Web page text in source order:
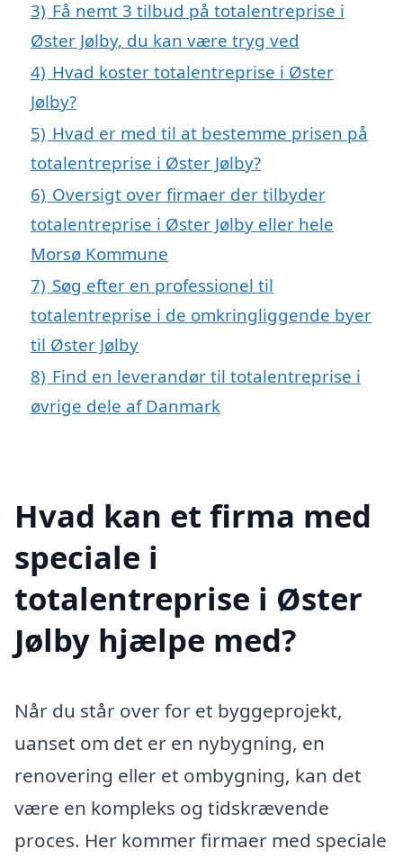
3) Få nemt 3 tilbud på totalentreprise i
Øster Jølby, du kan være tryg ved
4) Hvad koster totalentreprise i Øster
Jølby?
5) Hvad er med til at bestemme prisen på
totalentreprise i Øster Jølby?
6) Oversigt over firmaer der tilbyder
totalentreprise i Øster Jølby eller hele
Morsø Kommune
7) Søg efter en professionel til
totalentreprise i de omkringliggende byer
til Øster Jølby
8) Find en leverandør til totalentreprise i
øvrige dele af Danmark
Hvad kan et firma med
speciale i
totalentreprise i Øster
Jølby hjælpe med?
Når du står over for et byggeprojekt,
uanset om det er en nybygning, en
renovering eller et ombygning, kan det
være en kompleks og tidskrævende
proces. Her kommer firmaer med speciale